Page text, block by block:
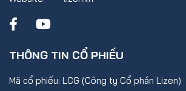
THÔNG TIN CỔ PHIẾU
Mã cổ phiếu: LCG (Công ty Cổ phần Lizen)